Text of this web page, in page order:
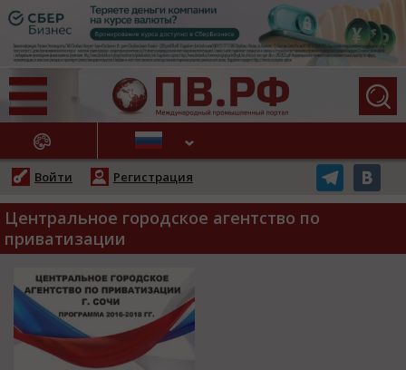
НОВОСТИ
Войти Регистрация
Центральное городское агентство по
приватизации